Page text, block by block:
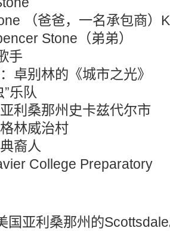
（爸爸，一名承包商）
Stone（弟弟）
手
卓别林的《城市之光》
乐队
利桑那州史卡兹代尔市
林威治村
裔人
College Preparatory
国亚利桑那州的